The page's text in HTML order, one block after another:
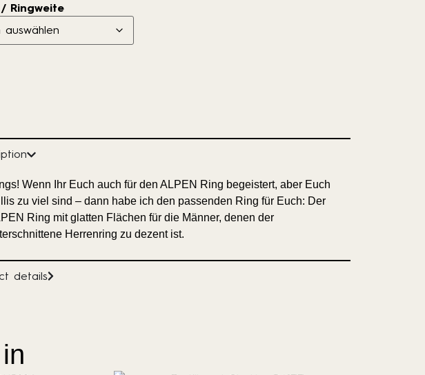
Ringweite
Wenn Ihr Euch auch für den ALPEN Ring begeistert, aber Euch
zu viel sind – dann habe ich den passenden Ring für Euch: Der
Ring mit glatten Flächen für die Männer, denen der
Herrenring zu dezent ist.
details